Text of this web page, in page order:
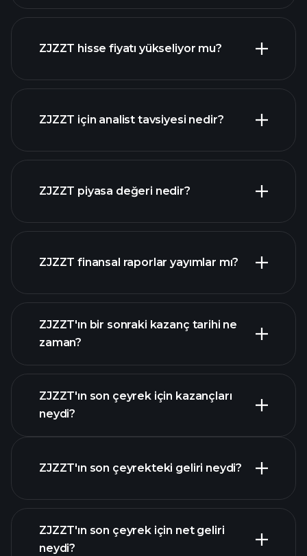
gelişmiş grafik
ZJZZT hisse fiyatı yükseliyor mu?
ZJZZT grafik
ZJZZT için analist tavsiyesi nedir?
ZJZZT piyasa değeri nedir?
piyasa değeri
ZJZZT finansal raporlar yayımlar mı?
ZJZZT finansal verilerini
ZJZZT'ın bir sonraki kazanç tarihi ne
zaman?
ZJZZT'ın son çeyrek için kazançları
neydi?
ZJZZT'ın son çeyrekteki geliri neydi?
ZJZZT'ın son çeyrek için net geliri
neydi?